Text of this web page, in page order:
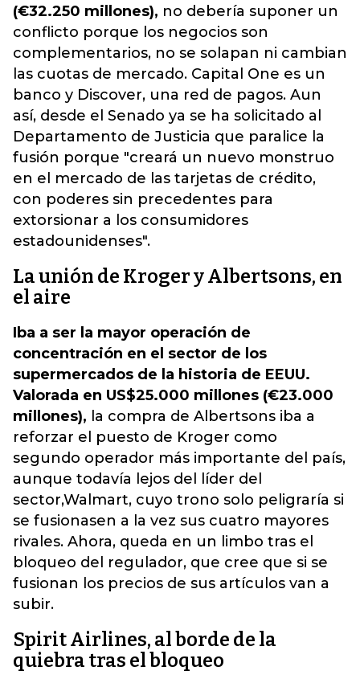
(€32.250 millones), no debería suponer un
conflicto porque los negocios son
complementarios, no se solapan ni cambian
las cuotas de mercado. Capital One es un
banco y Discover, una red de pagos. Aun
así, desde el Senado ya se ha solicitado al
Departamento de Justicia que paralice la
fusión porque "creará un nuevo monstruo
en el mercado de las tarjetas de crédito,
con poderes sin precedentes para
extorsionar a los consumidores
estadounidenses".
La unión de Kroger y Albertsons, en
el aire
Iba a ser la mayor operación de
concentración en el sector de los
supermercados de la historia de EEUU.
Valorada en US$25.000 millones (€23.000
millones), la compra de Albertsons iba a
reforzar el puesto de Kroger como
segundo operador más importante del país,
aunque todavía lejos del líder del
sector,Walmart, cuyo trono solo peligraría si
se fusionasen a la vez sus cuatro mayores
rivales. Ahora, queda en un limbo tras el
bloqueo del regulador, que cree que si se
fusionan los precios de sus artículos van a
subir.
Spirit Airlines, al borde de la
quiebra tras el bloqueo